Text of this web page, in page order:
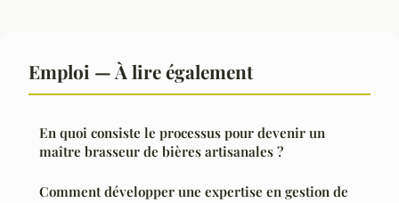
Emploi — À lire également
En quoi consiste le processus pour devenir un
maître brasseur de bières artisanales ?
Comment développer une expertise en gestion de